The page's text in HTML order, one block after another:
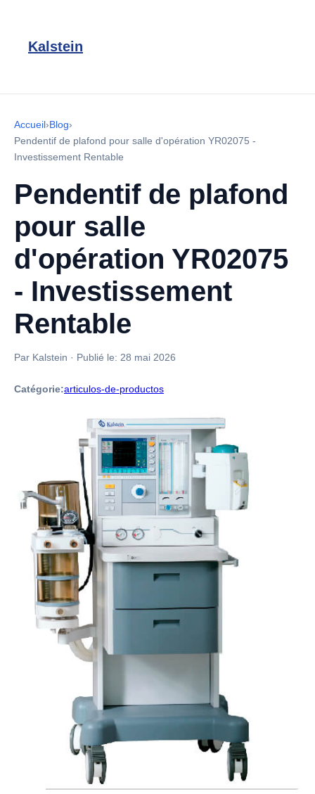
Kalstein
Accueil›Blog›
Pendentif de plafond pour salle d'opération YR02075 -
Investissement Rentable
Pendentif de plafond
pour salle
d'opération YR02075
- Investissement
Rentable
Par Kalstein · Publié le: 28 mai 2026
Catégorie:articulos-de-productos